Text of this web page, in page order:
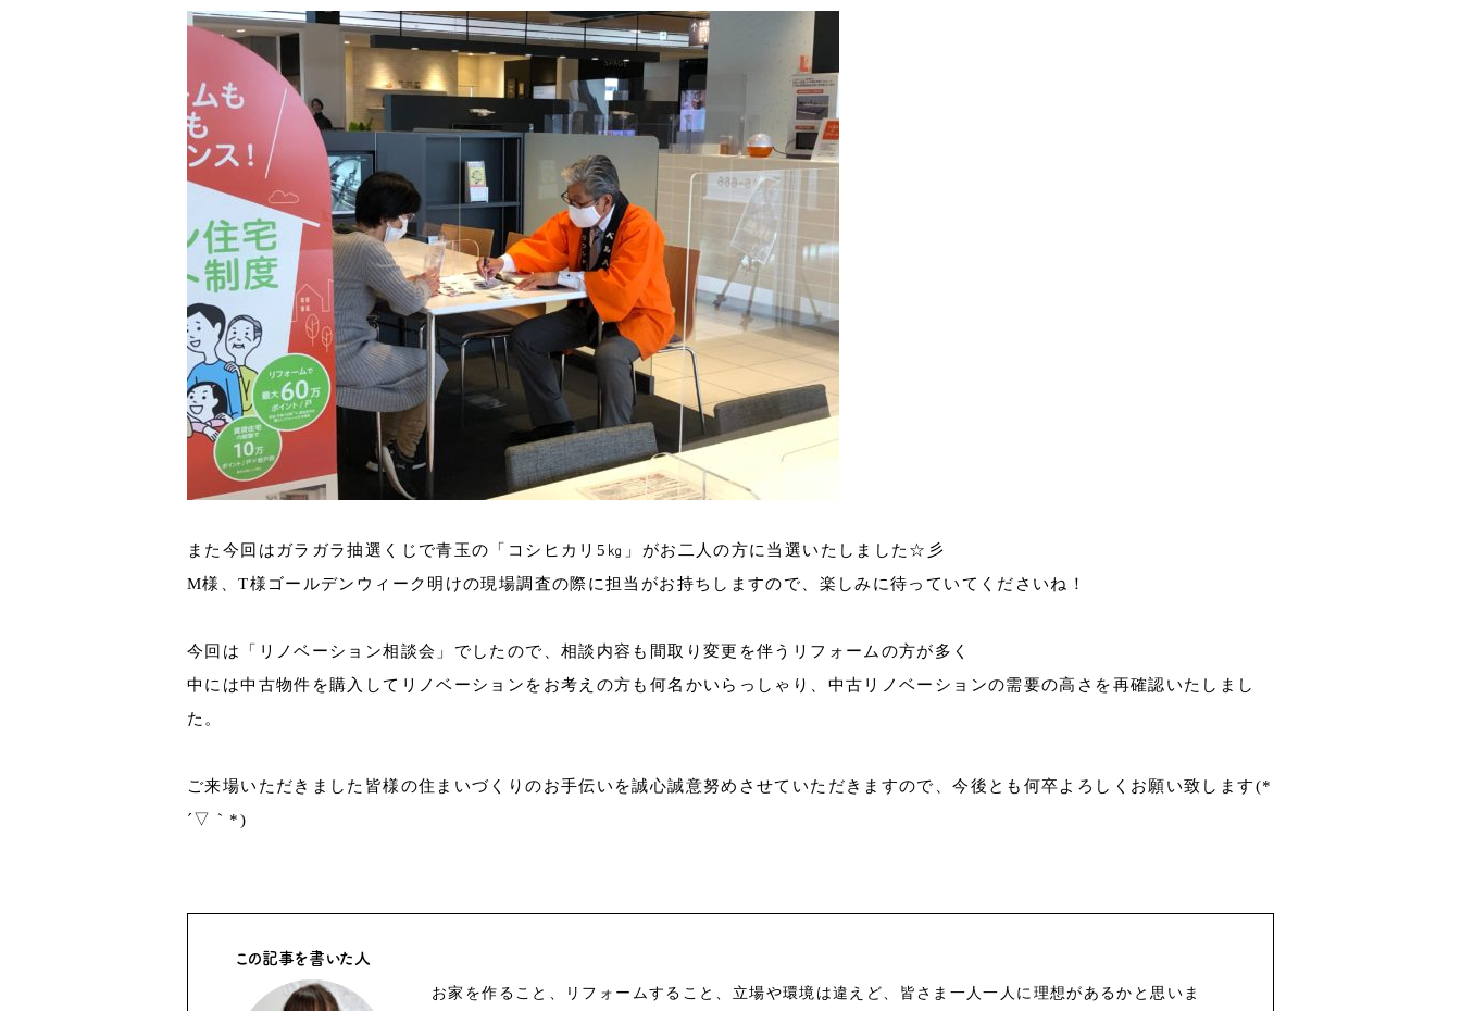
また今回はガラガラ抽選くじで青玉の「コシヒカリ5㎏」がお二人の方に当選いたしました☆彡
M様、T様ゴールデンウィーク明けの現場調査の際に担当がお持ちしますので、楽しみに待っていてくださいね！
今回は「リノベーション相談会」でしたので、相談内容も間取り変更を伴うリフォームの方が多く
中には中古物件を購入してリノベーションをお考えの方も何名かいらっしゃり、中古リノベーションの需要の高さを再確認いたしまし
た。
ご来場いただきました皆様の住まいづくりのお手伝いを誠心誠意努めさせていただきますので、今後とも何卒よろしくお願い致します(*
´▽｀*)
この記事を書いた人
お家を作ること、リフォームすること、立場や環境は違えど、皆さま一人一人に理想があるかと思いま